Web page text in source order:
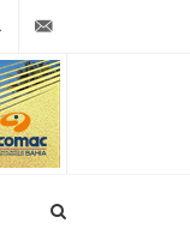
grau10@grau10.com.br